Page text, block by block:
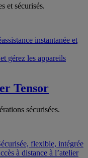
et sécurisés.
instantanée et
gérez les appareils
Tensor
sécurisées.
flexible, intégrée
à distance à l’atelier